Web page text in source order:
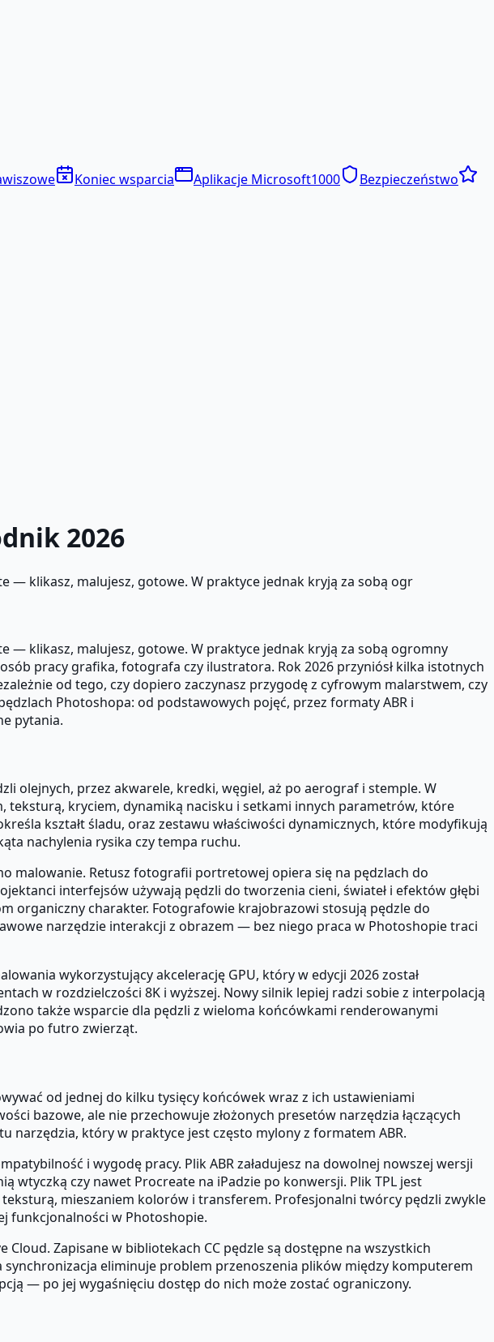
Koniec wsparcia Aplikacje Microsoft1000
Bezpieczeństwo
2026
— klikasz, malujesz, gotowe. W praktyce jednak kryją za sobą ogr
— klikasz, malujesz, gotowe. W praktyce jednak kryją za sobą ogromny
pracy grafika, fotografa czy ilustratora. Rok 2026 przyniósł kilka istotnych
od tego, czy dopiero zaczynasz przygodę z cyfrowym malarstwem, czy
Photoshopa: od podstawowych pojęć, przez formaty ABR i
pytania.
olejnych, przez akwarele, kredki, węgiel, aż po aerograf i stemple. W
kryciem, dynamiką nacisku i setkami innych parametrów, które
kształt śladu, oraz zestawu właściwości dynamicznych, które modyfikują
nachylenia rysika czy tempa ruchu.
malowanie. Retusz fotografii portretowej opiera się na pędzlach do
interfejsów używają pędzli do tworzenia cieni, świateł i efektów głębi
organiczny charakter. Fotografowie krajobrazowi stosują pędzle do
narzędzie interakcji z obrazem — bez niego praca w Photoshopie traci
wykorzystujący akcelerację GPU, który w edycji 2026 został
w rozdzielczości 8K i wyższej. Nowy silnik lepiej radzi sobie z interpolacją
także wsparcie dla pędzli z wieloma końcówkami renderowanymi
po futro zwierząt.
od jednej do kilku tysięcy końcówek wraz z ich ustawieniami
bazowe, ale nie przechowuje złożonych presetów narzędzia łączących
narzędzia, który w praktyce jest często mylony z formatem ABR.
i wygodę pracy. Plik ABR załadujesz na dowolnej nowszej wersji
czy nawet Procreate na iPadzie po konwersji. Plik TPL jest
mieszaniem kolorów i transferem. Profesjonalni twórcy pędzli zwykle
funkcjonalności w Photoshopie.
Zapisane w bibliotekach CC pędzle są dostępne na wszystkich
eliminuje problem przenoszenia plików między komputerem
— po jej wygaśnięciu dostęp do nich może zostać ograniczony.